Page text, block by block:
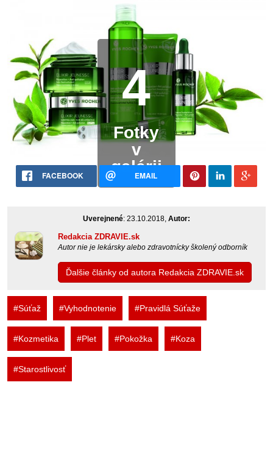
4
Fotky
v
galérii
FACEBOOK EMAIL
Uverejnené: 23.10.2018, Autor:
Redakcia ZDRAVIE.sk
Autor nie je lekársky alebo zdravotnícky školený odborník
Ďalšie články od autora Redakcia ZDRAVIE.sk
#Súťaž #Vyhodnotenie #Pravidlá Súťaže
#Kozmetika #Plet #Pokožka #Koza
#Starostlivosť